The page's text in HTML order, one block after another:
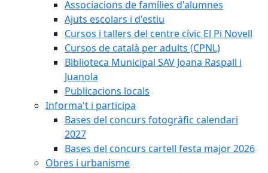
Associacions de famílies d'alumnes
Ajuts escolars i d'estiu
Cursos i tallers del centre cívic El Pi Novell
Cursos de català per adults (CPNL)
Biblioteca Municipal SAV Joana Raspall i
Juanola
Publicacions locals
Informa't i participa
Bases del concurs fotogràfic calendari
2027
Bases del concurs cartell festa major 2026
Obres i urbanisme